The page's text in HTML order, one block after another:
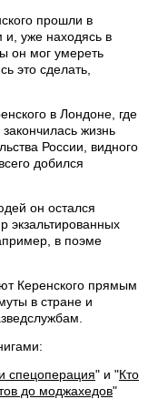
прошли в
уже находясь в
он мог умереть
это сделать,
в Лондоне, где
жизнь
России, видного
добился
он остался
экзальтированных
в поэме
Керенского прямым
в стране и
спецоперация" и "Кто
до моджахедов"